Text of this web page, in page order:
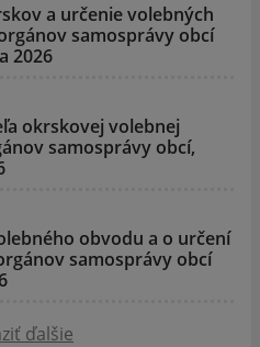
a určenie volebných
samosprávy obcí
2026
okrskovej volebnej
samosprávy obcí,
obvodu a o určení
samosprávy obcí
ďalšie